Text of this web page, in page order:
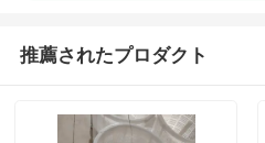
推薦されたプロダクト